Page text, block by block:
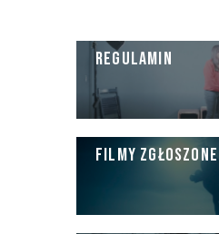
REGULAMIN
FILMY ZGŁOSZONE